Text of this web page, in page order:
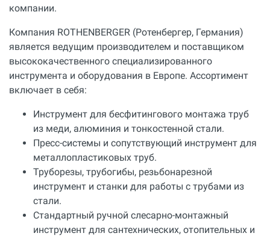
компании.
Компания ROTHENBERGER (Ротенбергер, Германия)
является ведущим производителем и поставщиком
высококачественного специализированного
инструмента и оборудования в Европе. Ассортимент
включает в себя:
Инструмент для бесфитингового монтажа труб
из меди, алюминия и тонкостенной стали.
Пресс-системы и сопутствующий инструмент для
металлопластиковых труб.
Труборезы, трубогибы, резьбонарезной
инструмент и станки для работы с трубами из
стали.
Стандартный ручной слесарно-монтажный
инструмент для сантехнических, отопительных и